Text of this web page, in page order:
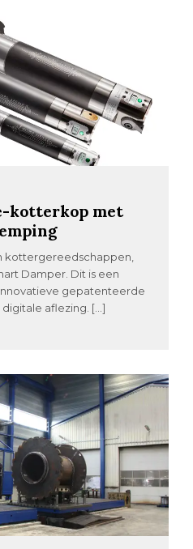
kotterkop met
kottergereedschappen,
Damper. Dit is een
gepatenteerde
aflezing. […]